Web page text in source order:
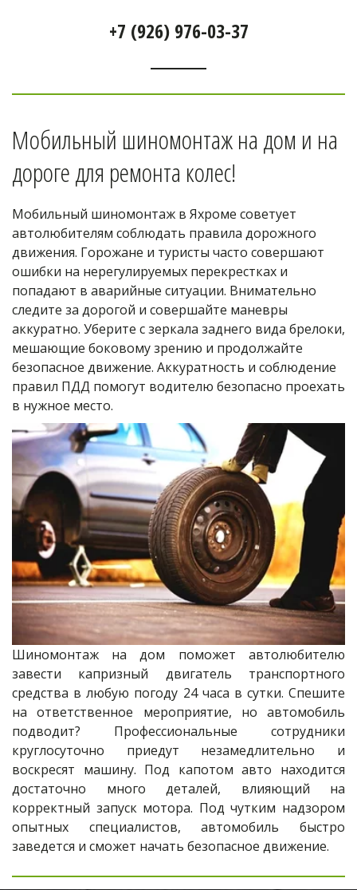
+7 (926) 976-03-37
Мобильный шиномонтаж на дом и на
дороге для ремонта колес!
Мобильный шиномонтаж в Яхроме советует
автолюбителям соблюдать правила дорожного
движения. Горожане и туристы часто совершают
ошибки на нерегулируемых перекрестках и
попадают в аварийные ситуации. Внимательно
следите за дорогой и совершайте маневры
аккуратно. Уберите с зеркала заднего вида брелоки,
мешающие боковому зрению и продолжайте
безопасное движение. Аккуратность и соблюдение
правил ПДД помогут водителю безопасно проехать
в нужное место.
Шиномонтаж на дом поможет автолюбителю
завести капризный двигатель транспортного
средства в любую погоду 24 часа в сутки. Спешите
на ответственное мероприятие, но автомобиль
подводит? Профессиональные сотрудники
круглосуточно приедут незамедлительно и
воскресят машину. Под капотом авто находится
достаточно много деталей, влияющий на
корректный запуск мотора. Под чутким надзором
опытных специалистов, автомобиль быстро
заведется и сможет начать безопасное движение.